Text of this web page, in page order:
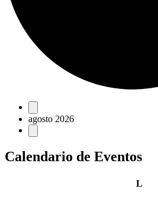
Eventos
agosto 2026
Calendario de Eventos
Llunes